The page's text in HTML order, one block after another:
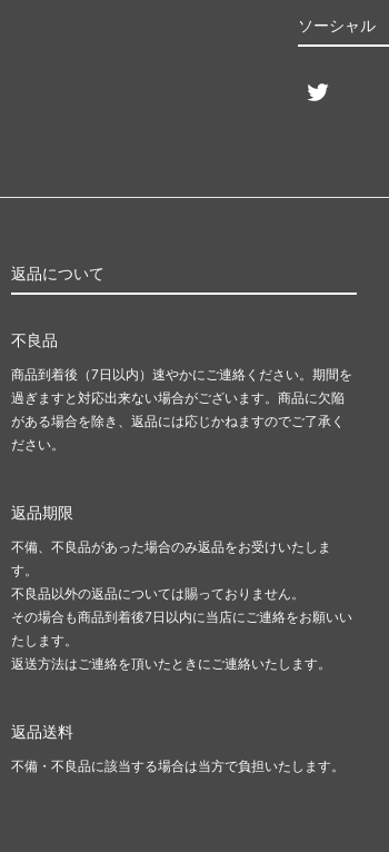
ソーシャル
返品について
不良品
商品到着後（7日以内）速やかにご連絡ください。期間を
過ぎますと対応出来ない場合がございます。商品に欠陥
がある場合を除き、返品には応じかねますのでご了承く
ださい。
返品期限
不備、不良品があった場合のみ返品をお受けいたしま
す。
不良品以外の返品については賜っておりません。
その場合も商品到着後7日以内に当店にご連絡をお願いい
たします。
返送方法はご連絡を頂いたときにご連絡いたします。
返品送料
不備・不良品に該当する場合は当方で負担いたします。